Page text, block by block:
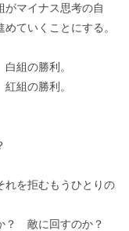
がマイナス思考の自
ていくことにする。
組の勝利。
組の勝利。
れを拒むもうひとりの
？ 敵に回すのか？